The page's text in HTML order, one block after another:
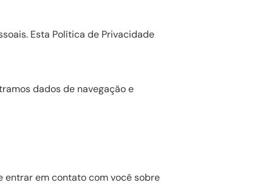
Esta Política de Privacidade
dados de navegação e
entrar em contato com você sobre